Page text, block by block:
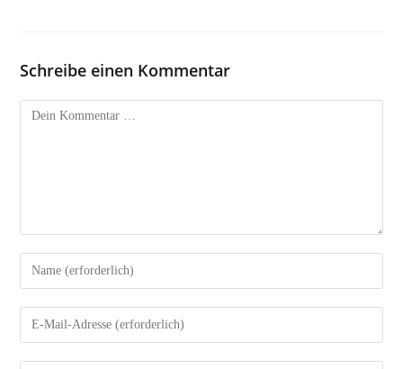
Schreibe einen Kommentar
Kommentar
Gib
deinen
Namen
oder
Gib
deine
E-